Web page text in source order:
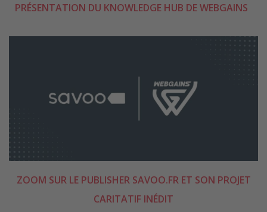
PRÉSENTATION DU KNOWLEDGE HUB DE WEBGAINS
ZOOM SUR LE PUBLISHER SAVOO.FR ET SON PROJET
CARITATIF INÉDIT